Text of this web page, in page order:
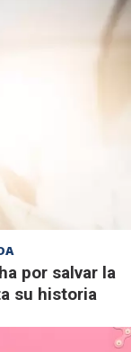
por salvar la
su historia